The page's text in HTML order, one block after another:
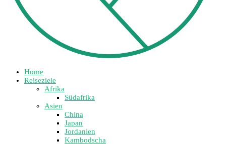
Home
Reiseziele
Afrika
Südafrika
Asien
China
Japan
Jordanien
Kambodscha